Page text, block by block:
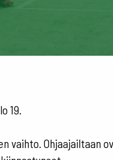
19.
vaihto. Ohjaajailtaan